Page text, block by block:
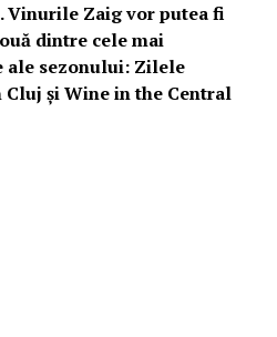
Vinurile Zaig vor putea fi
dintre cele mai
ale sezonului: Zilele
și Wine in the Central